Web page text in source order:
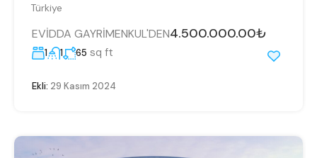
Türkiye
EVİDDA GAYRİMENKUL'DEN4.500.000.00₺
1 1 65 sq ft
Ekli: 29 Kasım 2024